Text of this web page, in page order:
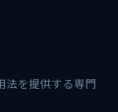
法を提供する専門